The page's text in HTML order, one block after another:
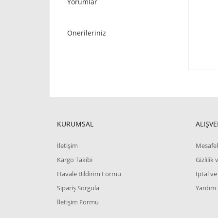
Önerileriniz
KURUMSAL
İletişim
Kargo Takibi
Havale Bildirim Formu
Sipariş Sorgula
İletişim Formu
Gizlilik
İptal ve